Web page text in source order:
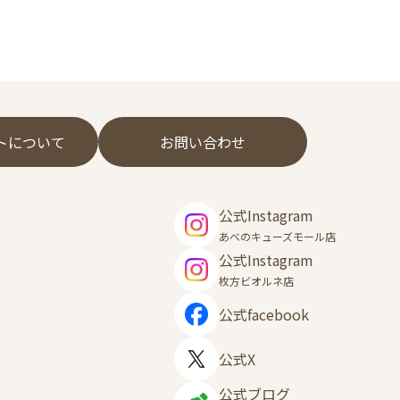
について お問い合わせ
公式Instagram
あべのキューズモール店
公式Instagram
枚方ビオルネ店
公式facebook
公式X
公式ブログ